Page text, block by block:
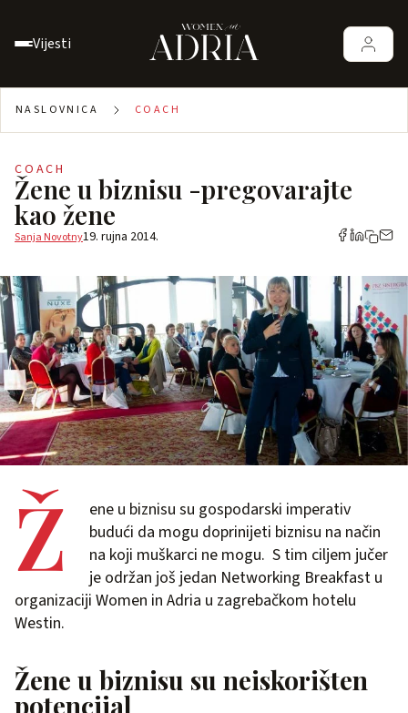
Vijesti
NASLOVNICA COACH
COACH
Žene u biznisu -pregovarajte
kao žene
Sanja Novotny19. rujna 2014.
Ž
ene u biznisu su gospodarski imperativ
budući da mogu doprinijeti biznisu na način
na koji muškarci ne mogu. S tim ciljem jučer
je održan još jedan Networking Breakfast u
organizaciji Women in Adria u zagrebačkom hotelu
Westin.
Žene u biznisu su neiskorišten
potencijal